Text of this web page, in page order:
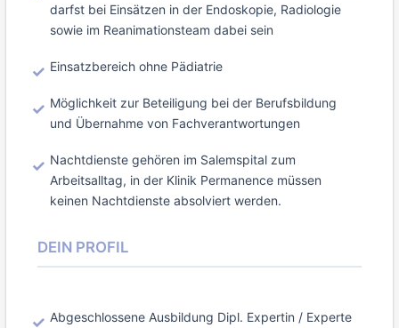
darfst bei Einsätzen in der Endoskopie, Radiologie
sowie im Reanimationsteam dabei sein
Einsatzbereich ohne Pädiatrie
Möglichkeit zur Beteiligung bei der Berufsbildung
und Übernahme von Fachverantwortungen
Nachtdienste gehören im Salemspital zum
Arbeitsalltag, in der Klinik Permanence müssen
keinen Nachtdienste absolviert werden.
DEIN PROFIL
Abgeschlossene Ausbildung Dipl. Expertin / Experte